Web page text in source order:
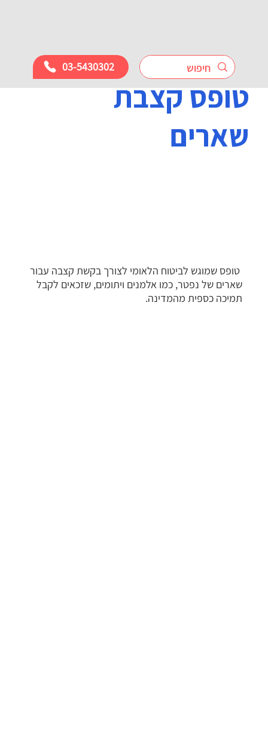
03-5430302
טופס קצבת
שארים
טופס שמוגש לביטוח הלאומי לצורך בקשת קצבה עבור
שארים של נפטר, כמו אלמנים ויתומים, שזכאים לקבל
תמיכה כספית מהמדינה.